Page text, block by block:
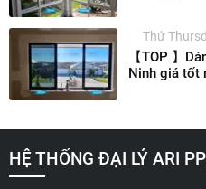
Thứ
【TOP 】
Ninh giá tốt
HỆ THỐNG ĐẠI LÝ ARI